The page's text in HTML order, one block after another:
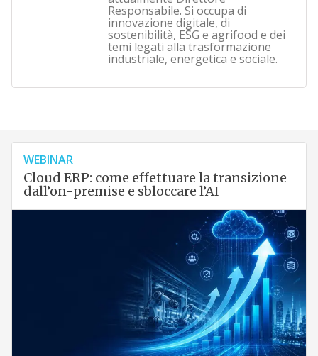
Responsabile. Si occupa di
innovazione digitale, di
sostenibilità, ESG e agrifood e dei
temi legati alla trasformazione
industriale, energetica e sociale.
WEBINAR
Cloud ERP: come effettuare la transizione
dall’on-premise e sbloccare l’AI